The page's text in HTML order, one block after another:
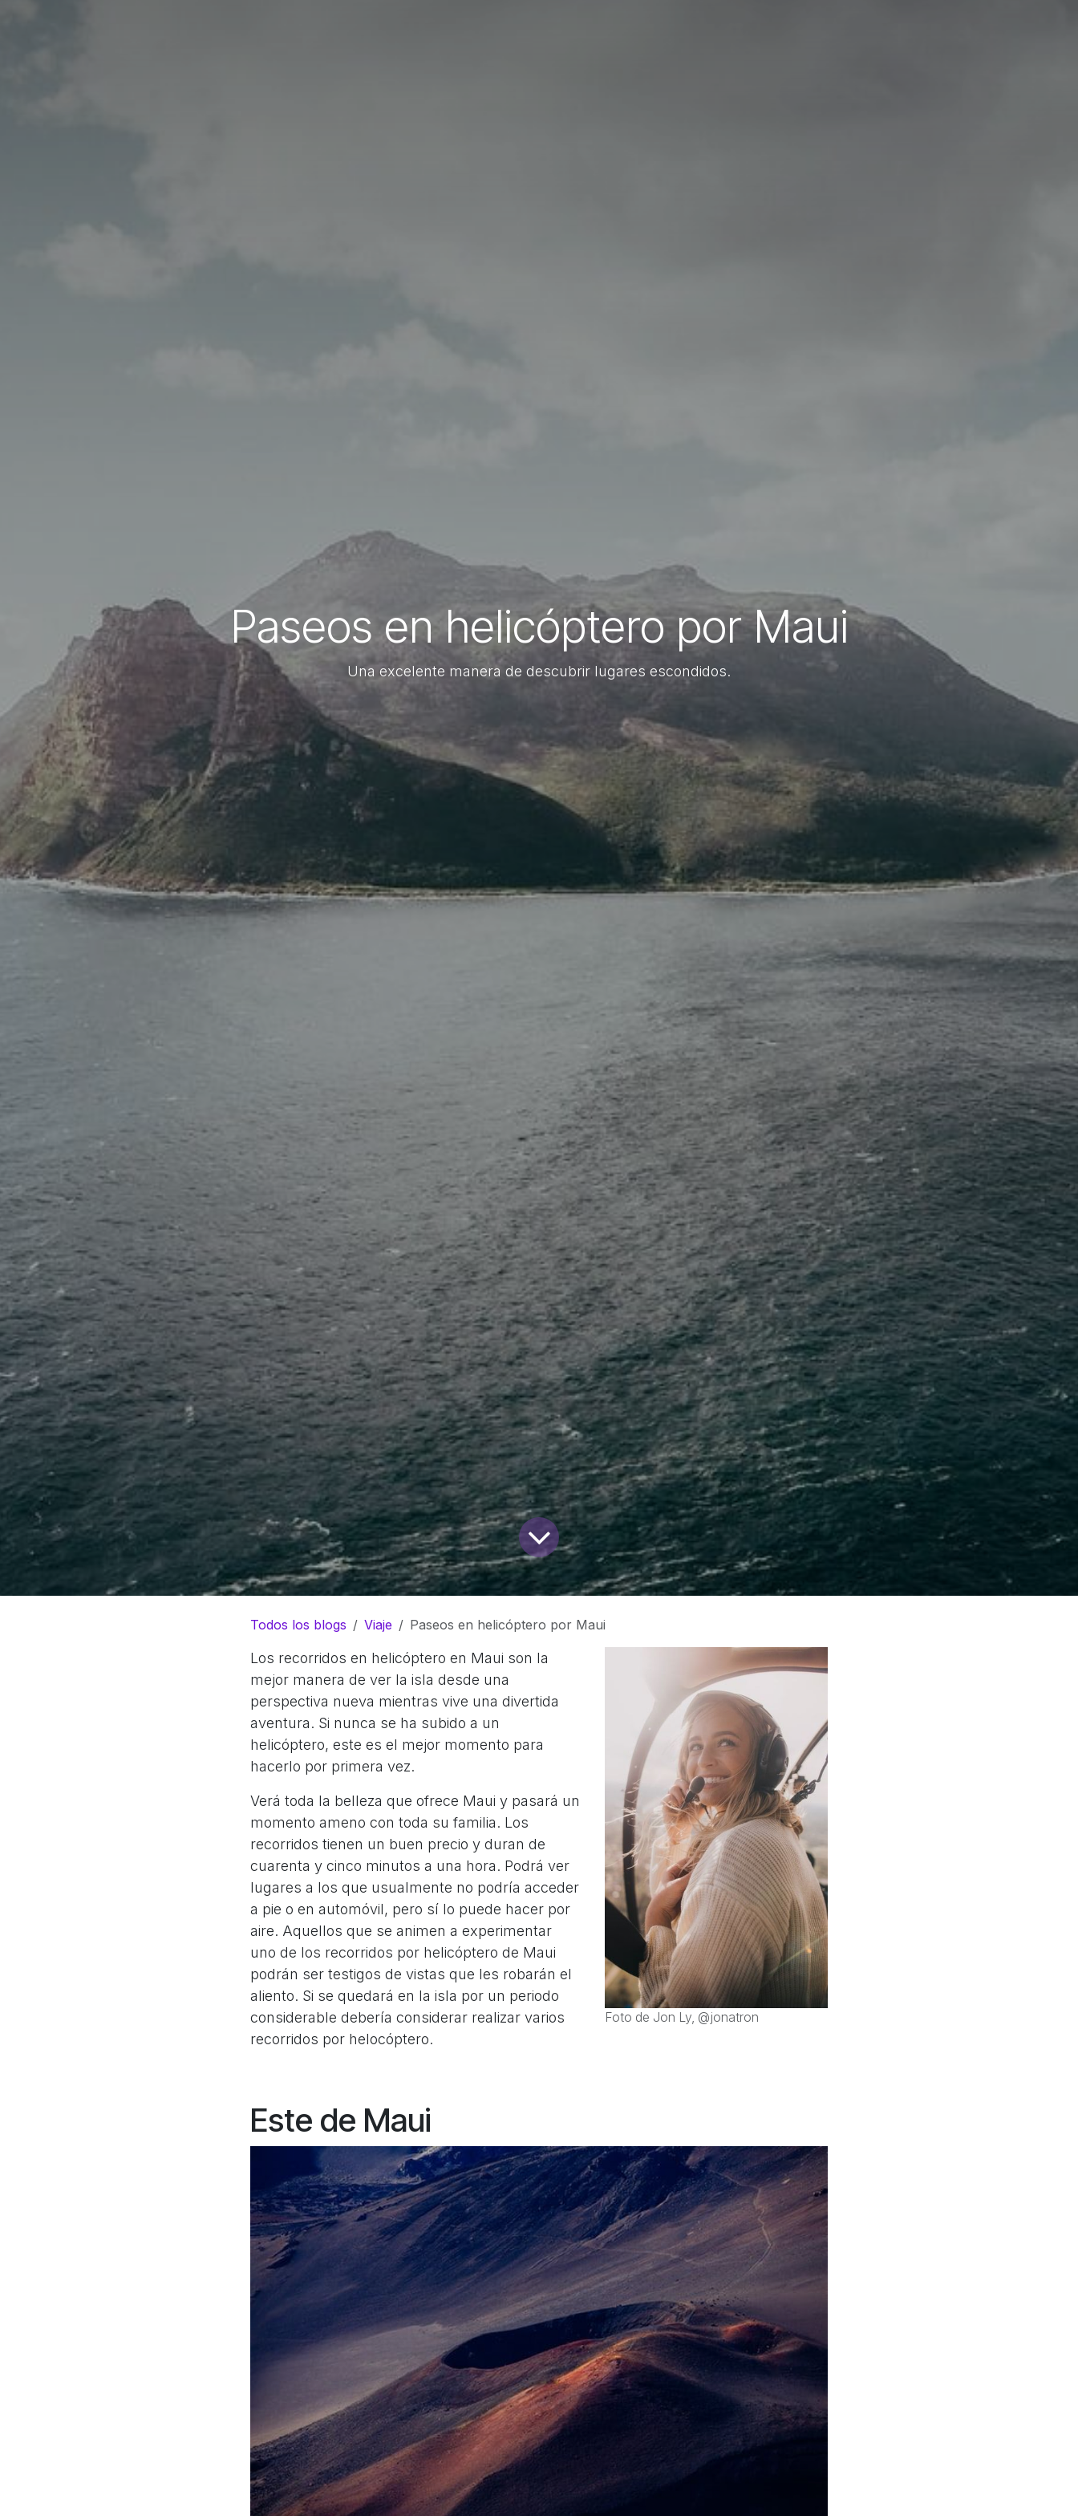
Paseos en helicóptero por Maui
Una excelente manera de descubrir lugares escondidos.
Todos los blogs Viaje Paseos en helicóptero por Maui
Los recorridos en helicóptero en Maui son la
mejor manera de ver la isla desde una
perspectiva nueva mientras vive una divertida
aventura. Si nunca se ha subido a un
helicóptero, este es el mejor momento para
hacerlo por primera vez.
Verá toda la belleza que ofrece Maui y pasará un
momento ameno con toda su familia. Los
recorridos tienen un buen precio y duran de
cuarenta y cinco minutos a una hora. Podrá ver
lugares a los que usualmente no podría acceder
a pie o en automóvil, pero sí lo puede hacer por
aire. Aquellos que se animen a experimentar
uno de los recorridos por helicóptero de Maui
podrán ser testigos de vistas que les robarán el
aliento. Si se quedará en la isla por un periodo
considerable debería considerar realizar varios
recorridos por helocóptero.
Foto de Jon Ly, @jonatron
Este de Maui